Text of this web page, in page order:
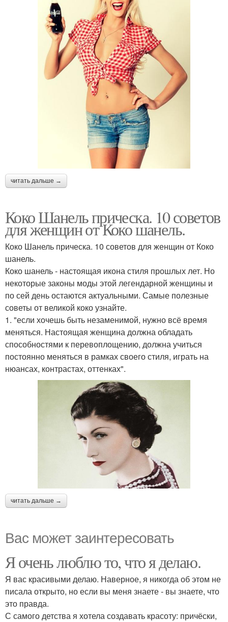
читать дальше →
Коко Шанель прическа. 10 советов
для женщин от Коко шанель.
Коко Шанель прическа. 10 советов для женщин от Коко
шанель.
Коко шанель - настоящая икона стиля прошлых лет. Но
некоторые законы моды этой легендарной женщины и
по сей день остаются актуальными. Самые полезные
советы от великой коко узнайте.
1. "если хочешь быть незаменимой, нужно всё время
меняться. Настоящая женщина должна обладать
способностями к перевоплощению, должна учиться
постоянно меняться в рамках своего стиля, играть на
нюансах, контрастах, оттенках".
читать дальше →
Вас может заинтересовать
Я очень люблю то, что я делаю.
Я вас красивыми делаю. Наверное, я никогда об этом не
писала открыто, но если вы меня знаете - вы знаете, что
это правда.
С самого детства я хотела создавать красоту: причёски,